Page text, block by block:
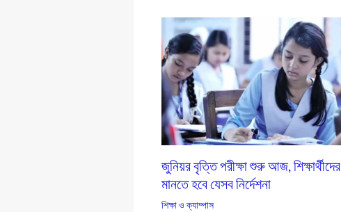
জুনিয়র বৃত্তি পরীক্ষা শুরু আজ, শিক্ষার্থীদের
মানতে হবে যেসব নির্দেশনা
শিক্ষা ও ক্যাম্পাস